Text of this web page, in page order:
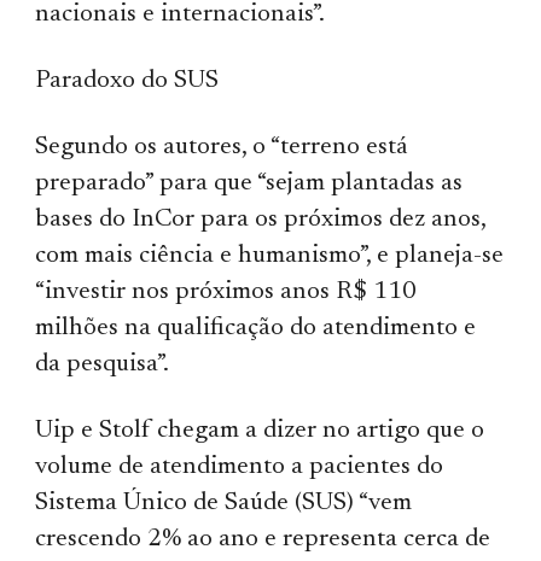
nacionais e internacionais”.
Paradoxo do SUS
Segundo os autores, o “terreno está
preparado” para que “sejam plantadas as
bases do InCor para os próximos dez anos,
com mais ciência e humanismo”, e planeja-se
“investir nos próximos anos R$ 110
milhões na qualificação do atendimento e
da pesquisa”.
Uip e Stolf chegam a dizer no artigo que o
volume de atendimento a pacientes do
Sistema Único de Saúde (SUS) “vem
crescendo 2% ao ano e representa cerca de